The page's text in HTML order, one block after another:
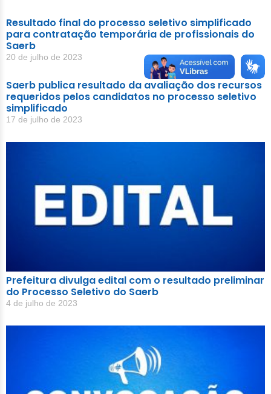
Resultado final do processo seletivo simplificado
para contratação temporária de profissionais do
Saerb
20 de julho de 2023
Saerb publica resultado da avaliação dos recursos
requeridos pelos candidatos no processo seletivo
simplificado
17 de julho de 2023
Prefeitura divulga edital com o resultado preliminar
do Processo Seletivo do Saerb
4 de julho de 2023